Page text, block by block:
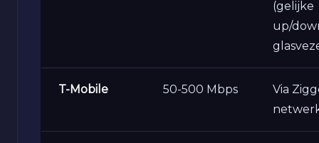
(gelijke
up/
T-Mobile 50-500 Mbps
Via